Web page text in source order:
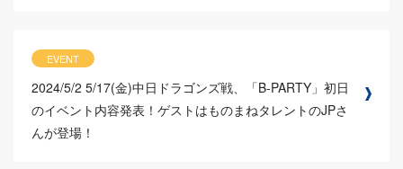
EVENT
2024/5/2 5/17(金)中日ドラゴンズ戦、「B-PARTY」初日
のイベント内容発表！ゲストはものまねタレントのJPさ
んが登場！